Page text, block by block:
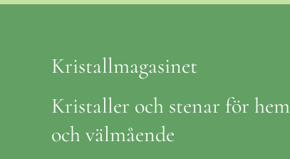
Kristallmagasinet
Kristaller och stenar för hem
och välmående